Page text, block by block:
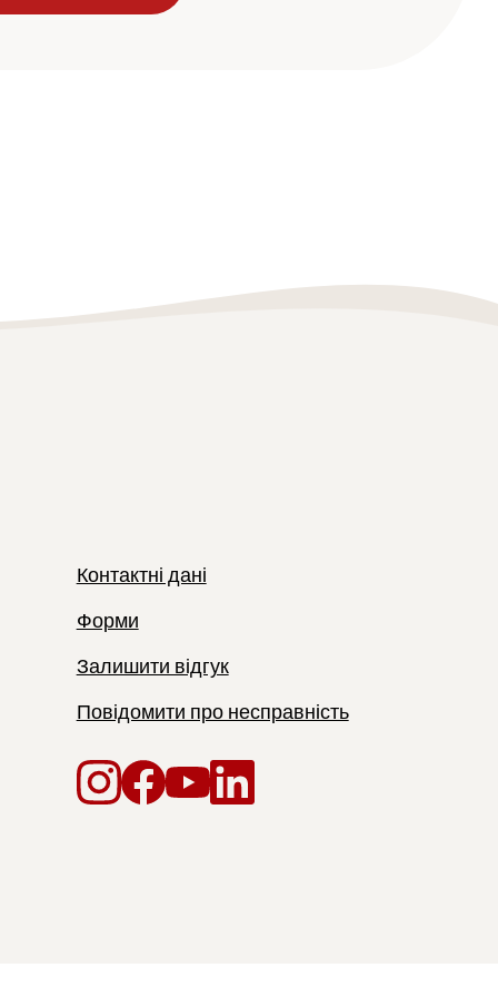
Контактні дані
Форми
Залишити відгук
Повідомити про несправність
Instagram
Facebook
YouTube
LinkedIn